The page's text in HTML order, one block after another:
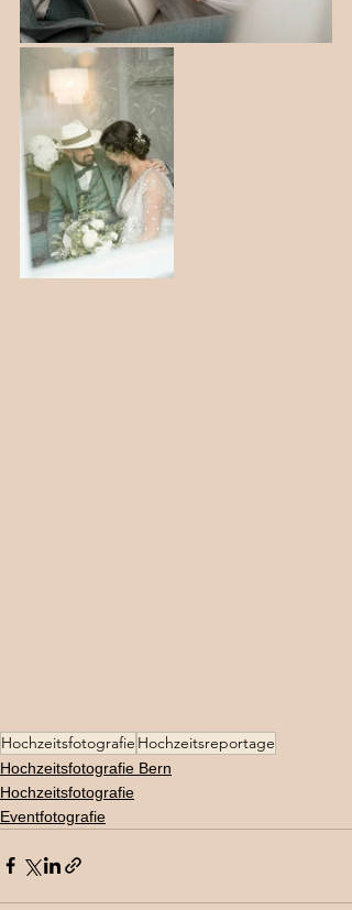
Hochzeitsfotografie Hochzeitsreportage
Hochzeitsfotografie Bern
Hochzeitsfotografie
Eventfotografie